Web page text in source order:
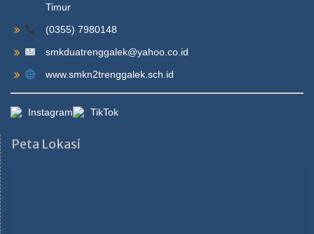
Timur
(0355) 7980148
smkduatrenggalek@yahoo.co.id
www.smkn2trenggalek.sch.id
Instagram TikTok
Peta Lokasi